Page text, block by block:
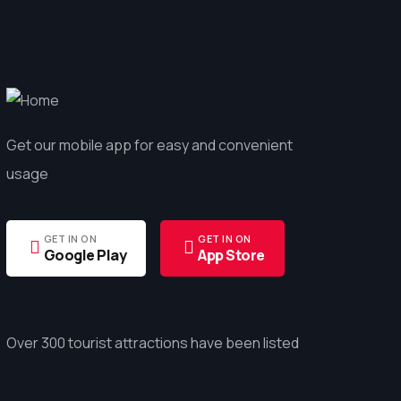
Get our mobile app for easy and convenient
usage
GET IN ON
Google Play
GET IN ON
App Store
Over 300 tourist attractions have been listed